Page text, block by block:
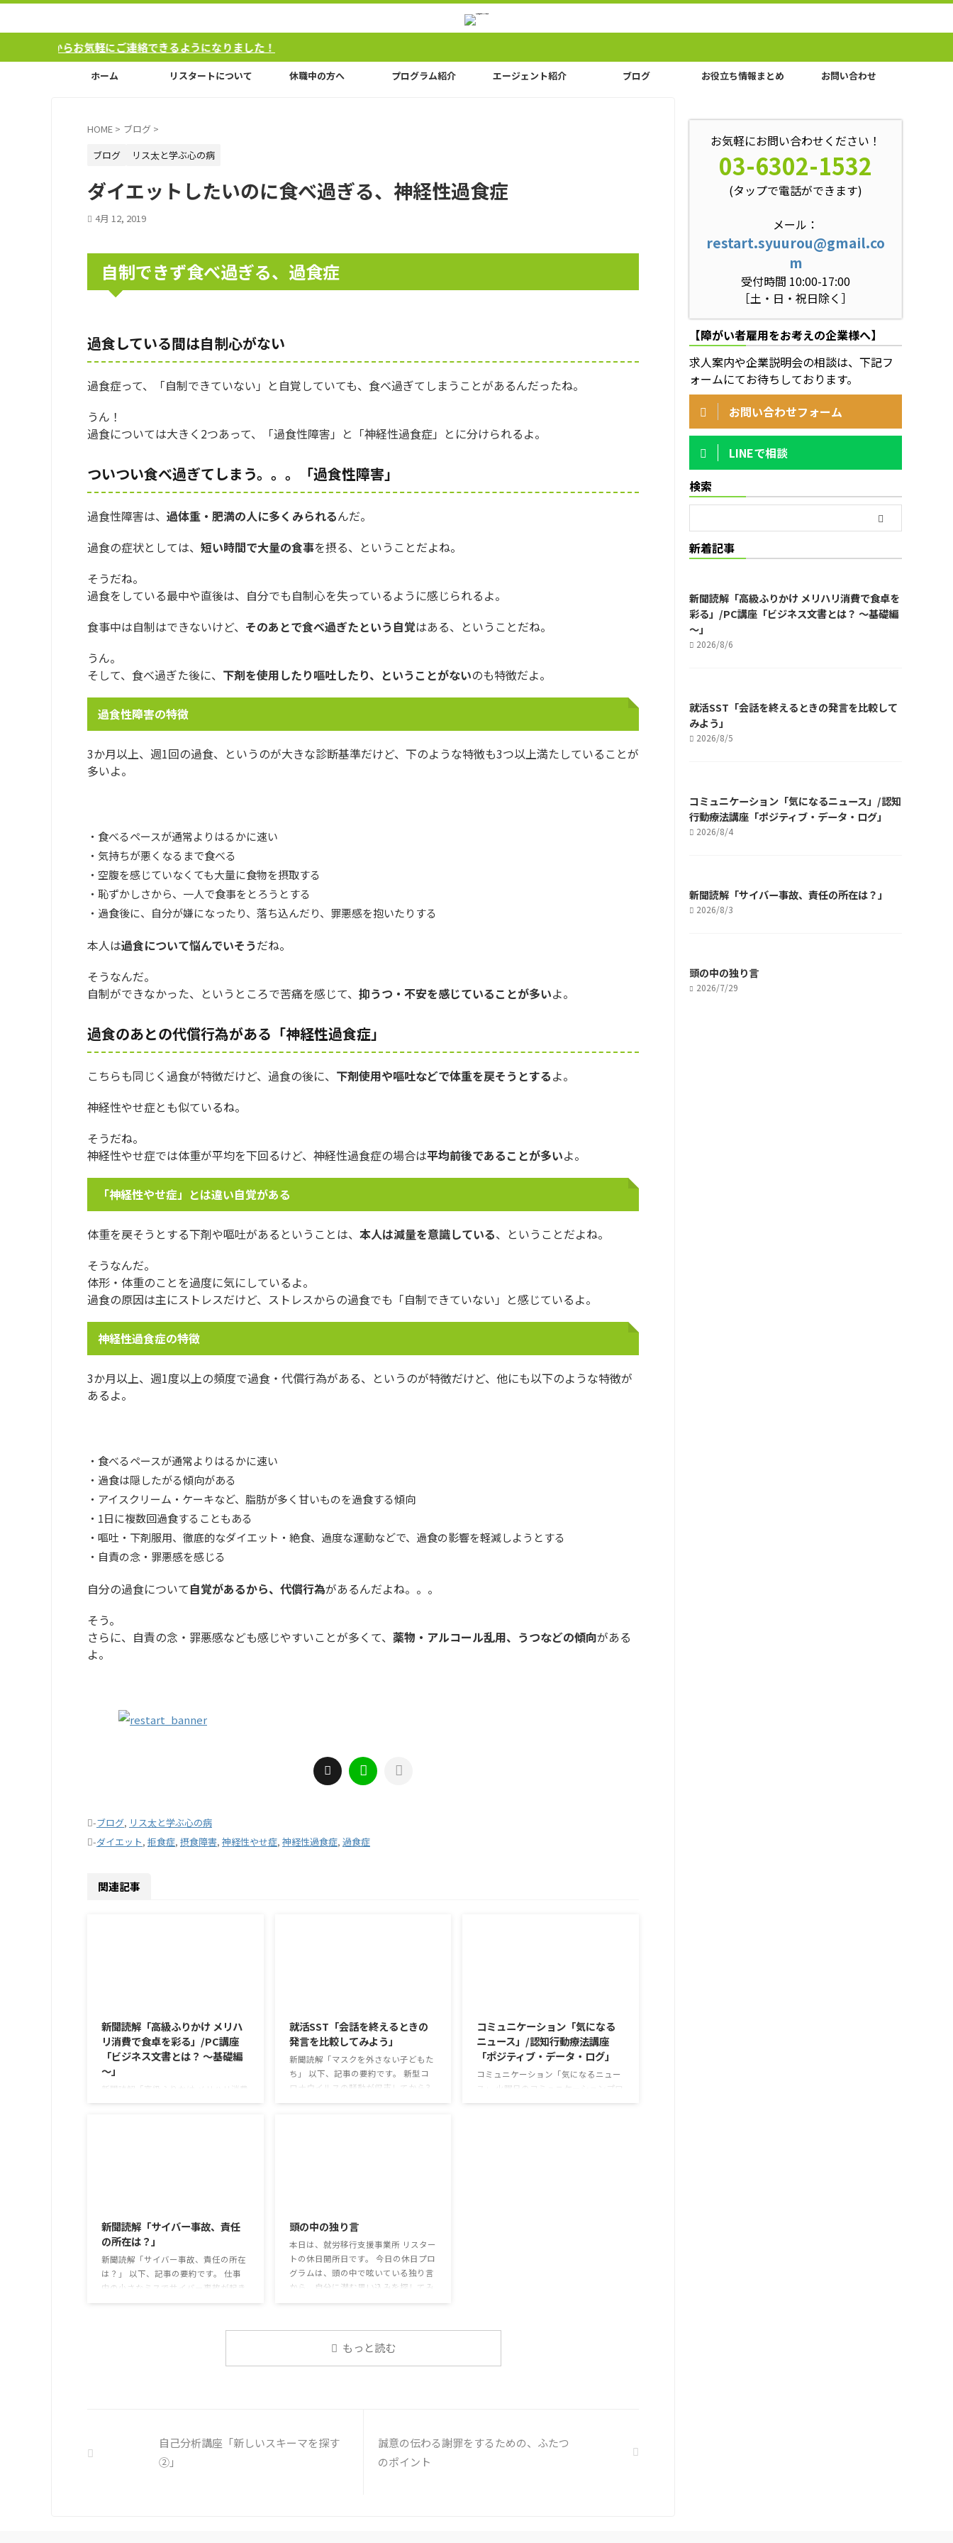
軽にご連絡できるようになりました！
ホーム リスタートについて 休職中の方へ プログラム紹介 エージェント紹介 ブログ お役立ち情報まとめ お問い合わせ
HOME > ブログ >
ブログ
リス太と学ぶ心の病
ダイエットしたいのに食べ過ぎる、神経性過食症
4月 12, 2019
自制できず食べ過ぎる、過食症
過食している間は自制心がない
過食症って、「自制できていない」と自覚していても、食べ過ぎてしまうことがあるんだったね。
うん！
過食については大きく2つあって、「過食性障害」と「神経性過食症」とに分けられるよ。
ついつい食べ過ぎてしまう。。。「過食性障害」
過食性障害は、 過体重・肥満の人に多くみられるんだ。
過食の症状としては、 短い時間で大量の食事を摂る、ということだよね。
そうだね。
過食をしている最中や直後は、自分でも自制心を失っているように感じられるよ。
食事中は自制はできないけど、 そのあとで食べ過ぎたという自覚はある、ということだね。
うん。
そして、食べ過ぎた後に、 下剤を使用したり嘔吐したり、ということがないのも特徴だよ。
過食性障害の特徴
3か月以上、週1回の過食、というのが大きな診断基準だけど、下のような特徴も3つ以上満たしていることが
多いよ。
・食べるペースが通常よりはるかに速い
・気持ちが悪くなるまで食べる
・空腹を感じていなくても大量に食物を摂取する
・恥ずかしさから、一人で食事をとろうとする
・過食後に、自分が嫌になったり、落ち込んだり、罪悪感を抱いたりする
本人は過食について悩んでいそうだね。
そうなんだ。
自制ができなかった、というところで苦痛を感じて、 抑うつ・不安を感じていることが多いよ。
過食のあとの代償行為がある「神経性過食症」
こちらも同じく過食が特徴だけど、過食の後に、 下剤使用や嘔吐などで体重を戻そうとするよ。
神経性やせ症とも似ているね。
そうだね。
神経性やせ症では体重が平均を下回るけど、神経性過食症の場合は平均前後であることが多いよ。
「神経性やせ症」とは違い自覚がある
体重を戻そうとする下剤や嘔吐があるということは、 本人は減量を意識している、ということだよね。
そうなんだ。
体形・体重のことを過度に気にしているよ。
過食の原因は主にストレスだけど、ストレスからの過食でも「自制できていない」と感じているよ。
神経性過食症の特徴
3か月以上、週1度以上の頻度で過食・代償行為がある、というのが特徴だけど、他にも以下のような特徴が
あるよ。
・食べるペースが通常よりはるかに速い
・過食は隠したがる傾向がある
・アイスクリーム・ケーキなど、脂肪が多く甘いものを過食する傾向
・1日に複数回過食することもある
・嘔吐・下剤服用、徹底的なダイエット・絶食、過度な運動などで、過食の影響を軽減しようとする
・自責の念・罪悪感を感じる
自分の過食について自覚があるから、代償行為があるんだよね。。。
そう。
さらに、自責の念・罪悪感なども感じやすいことが多くて、 薬物・アルコール乱用、うつなどの傾向がある
よ。
-ブログ, リス太と学ぶ心の病
-ダイエット, 拒食症, 摂食障害, 神経性やせ症, 神経性過食症, 過食症
関連記事
新聞読解「高級ふりかけ メリハ
リ消費で食卓を彩る」/PC講座
「ビジネス文書とは？ ～基礎編
～」
新聞読解「高級ふりかけ メリハリ消費
りかけと変わらず栄養も取れるのでは
ふりかけのように小さな喜びを得て、
精神的なケアをすることも重要 支出を
減らすも ...
就活SST「会話を終えるときの
発言を比較してみよう」
新聞読解「マスクを外さない子どもた
ち」 以下、記事の要約です。 新型コ
ロナウイルスの騒動が収束してから3
も同じなのかも 同居中の高齢者のた
めの感染予防等、ご本人の理由 ...
コミュニケーション「気になる
ニュース」/認知行動療法講座
「ポジティブ・データ・ログ」
コミュニケーション「気になるニュー
ス」 火曜日のコミュニケーションプロ
新聞読解「サイバー事故、責任
の所在は？」
新聞読解「サイバー事故、責任の所在
は？」 以下、記事の要約です。 仕事
中の小さなミスでサイバー事故が起き
従業員側に懲戒処分を行っている。 利
頭の中の独り言
本日は、就労移行支援事業所 リスター
トの休日開所日です。 今日の休日プロ
グラムは、頭の中で呟いている独り言
から、自分に潜む思い込みを探してみ
ための練習を行います。 私たちは、
様々な状況に対して、口には出さずに
を探す ① 最近、自分が ...
もっと読む
自己分析講座「新しいスキーマを探す
②」
誠意の伝わる謝罪をするための、ふたつ
のポイント
お気軽にお問い合わせください！
03-6302-1532
(タップで電話ができます)
メール：
restart.syuurou@gmail.co
m
受付時間 10:00-17:00
［土・日・祝日除く］
【障がい者雇用をお考えの企業様へ】
求人案内や企業説明会の相談は、下記フ
ォームにてお待ちしております。
お問い合わせフォーム
LINEで相談
検索
新着記事
新聞読解「高級ふりかけ メリハリ消費で食卓を
彩る」/PC講座「ビジネス文書とは？ ～基礎編
～」
2026/8/6
就活SST「会話を終えるときの発言を比較して
みよう」
2026/8/5
コミュニケーション「気になるニュース」/認知
行動療法講座「ポジティブ・データ・ログ」
2026/8/4
新聞読解「サイバー事故、責任の所在は？」
2026/8/3
頭の中の独り言
2026/7/29